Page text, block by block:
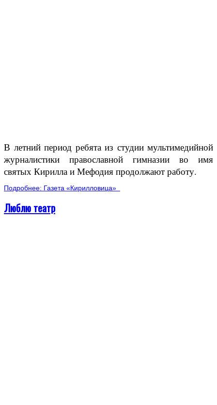
В летний период ребята из студии мультимедийной
журналистики православной гимназии во имя
святых Кирилла и Мефодия продолжают работу.
Подробнее: Газета «Кирилловица»
Люблю театр